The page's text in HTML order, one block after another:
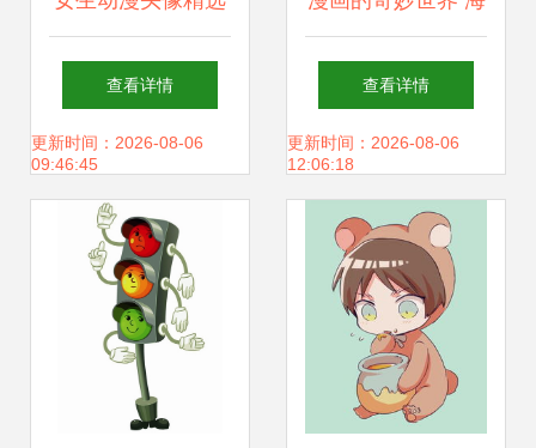
8款可爱萌系、高
清小清新，轻松变
＂画风女神＂！
查看详情
更新时间：2026-08-06
09:46:45
绵宝宝的AI摄影之
旅
查看详情
更新时间：2026-08-06
12:06:18